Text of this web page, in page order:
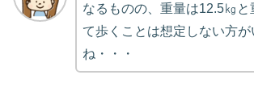
なるものの、重量は12.5㎏と
て歩くことは想定しない方が
ね・・・